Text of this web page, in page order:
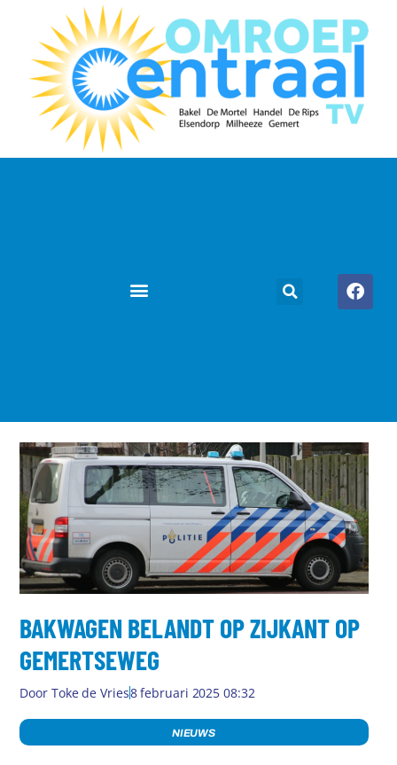
BAKWAGEN BELANDT OP ZIJKANT OP
GEMERTSEWEG
Door Toke de Vries8 februari 2025 08:32
NIEUWS